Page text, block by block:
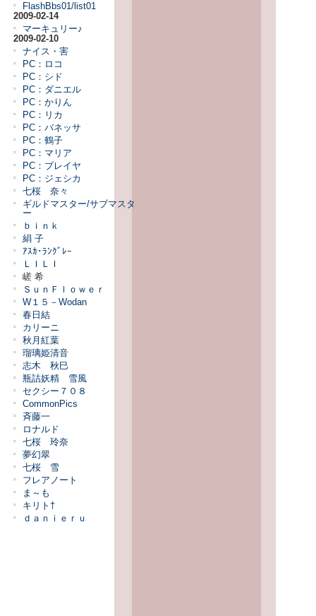
FlashBbs01/list01
2009-02-14
マーキュリー♪
2009-02-10
ナイス・害
PC：ロコ
PC：シド
PC：ダニエル
PC：かりん
PC：リカ
PC：バネッサ
PC：鶴子
PC：マリア
PC：ブレイヤ
PC：ジェシカ
七桜 奈々
ギルドマスター/サブマスタ
ー
ｂｉｎｋ
絹 子
ｱｽｶ･ﾗﾝｸﾞﾚｰ
ＬＩＬＩ
嵯 希
ＳｕｎＦｌｏｗｅｒ
W１５－Wodan
春日結
カリーニ
秋月紅葉
瑠璃姫清音
志木 秋巳
瓶詰妖精 雪風
セクシー７０８
CommonPics
斉藤一
ロナルド
七桜 玲奈
夢幻翠
七桜 雪
フレアノート
ま～も
キリト†
ｄａｎｉｅｒｕ